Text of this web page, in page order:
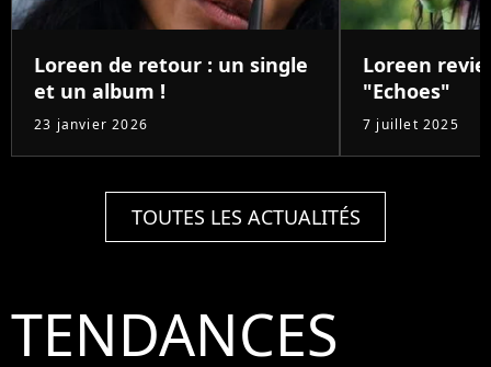
Loreen de retour : un single
et un album !
23 janvier 2026
Loreen
"Echoes"
7 juillet 2025
TOUTES LES ACTUALITÉS
TENDANCES